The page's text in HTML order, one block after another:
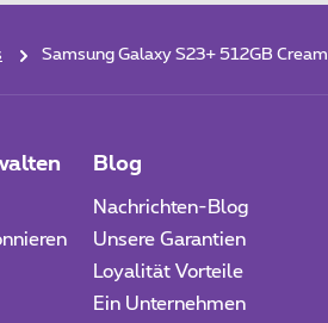
Samsung Galaxy S23+ 512GB Cream
Blog
Nachrichten-Blog
Unsere Garantien
Loyalität Vorteile
Ein Unternehmen